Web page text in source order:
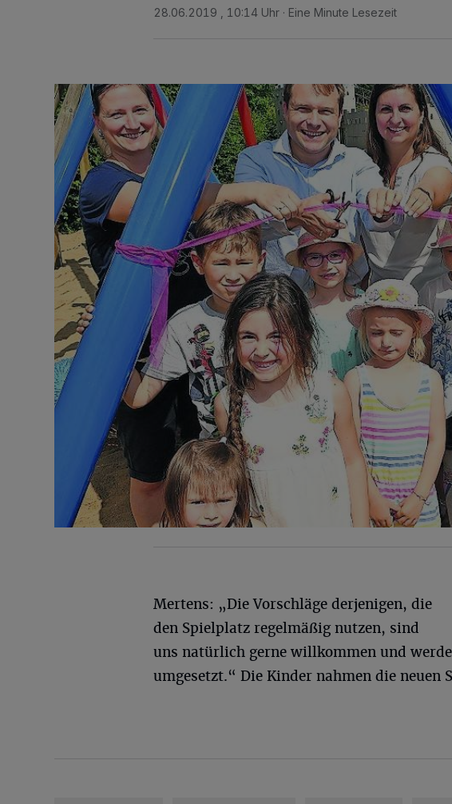
28.06.2019 , 10:14 Uhr Eine Minute Lesezeit
Mertens: „Die Vorschläge derjenigen, die
den Spielplatz regelmäßig nutzen, sind
uns natürlich gerne willkommen und
umgesetzt.“ Die Kinder nahmen die neuen